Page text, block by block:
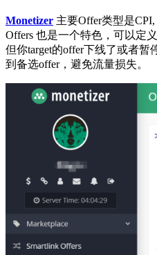
Monetizer 主要Offer类型是
Offers 也是一个特色，可以定
但你target的offer下线了或者
到备选offer，避免流量损失。